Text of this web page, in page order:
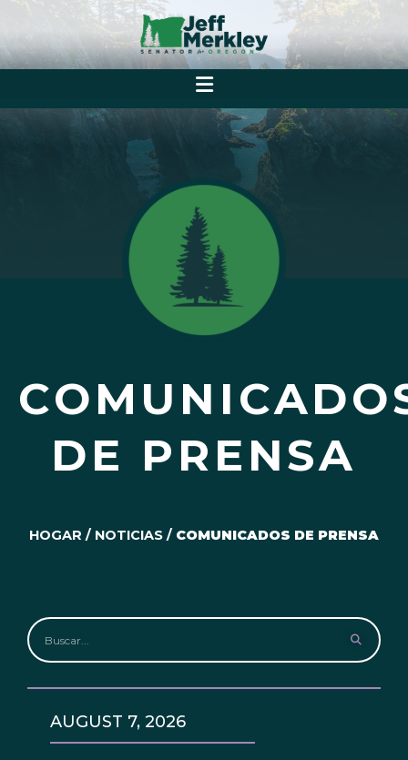
DE PRENSA
HOGAR / NOTICIAS / COMUNICADOS DE PRENSA
AUGUST 7, 2026